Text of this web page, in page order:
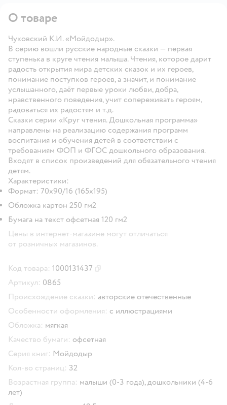
О товаре
Чуковский К.И. «Мойдодыр».
В серию вошли русские народные сказки — первая
ступенька в круге чтения малыша. Чтения, которое дарит
радость открытия мира детских сказок и их героев,
понимание поступков героев, а значит, и понимание
услышанного, даёт первые уроки любви, добра,
нравственного поведения, учит сопереживать героям,
радоваться их радостям и т.д.
Сказки серии «Круг чтения. Дошкольная программа»
направлены на реализацию содержания программ
воспитания и обучения детей в соответствии с
требованиям ФОП и ФГОС дошкольного образования.
Входят в список произведений для обязательного чтения
детям.
Характеристики:
Формат: 70х90/16 (165х195)
Обложка картон 250 гм2
Бумага на текст офсетная 120 гм2
Цены в интернет-магазине могут отличаться
от розничных магазинов.
Код товара: 1000131437
Артикул: 0865
Происхождение сказки: авторские отечественные
Особенности оформления: с иллюстрациями
Обложка: мягкая
Качество бумаги: офсетная
Серия книг: Мойдодыр
Кол-во страниц: 32
Возрастная группа: малыши (0-3 года),дошкольники (4-6
лет)